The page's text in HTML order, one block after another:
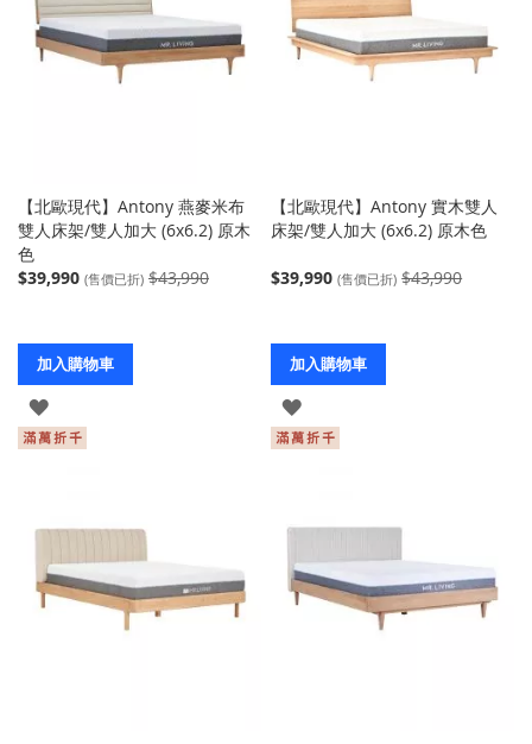
【北歐現代】Antony 燕麥米布
雙人床架/雙人加大 (6x6.2) 原木
色
$39,990 (售價已折) $43,990
加入購物車
登
入
【北歐現代】Antony 實木雙人
床架/雙人加大 (6x6.2) 原木色
$39,990 (售價已折) $43,990
加入購物車
登
入